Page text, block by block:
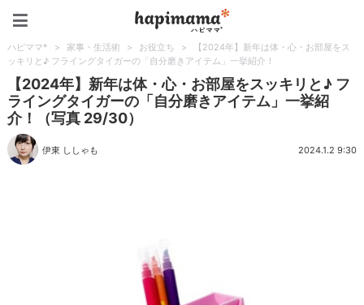
ハピママ* > 家事・生活術 > お役立ち >
【2024年】新年は体・心・お部屋をス
ッキリと♪ フライングタイガーの「自分磨きアイテム」一挙紹介！
【2024年】新年は体・心・お部屋をスッキリと♪ フ
ライングタイガーの「自分磨きアイテム」一挙紹
介！（写真 29/30）
伊東 ししゃも 2024.1.2 9:30